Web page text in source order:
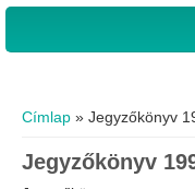
Címlap » Jegyzőkönyv
Jegyzőkönyv